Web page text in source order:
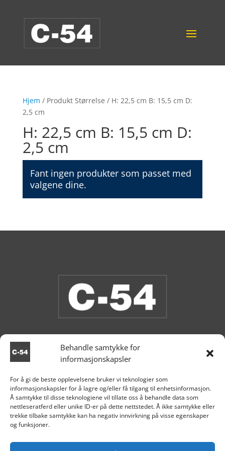
Behandle samtykke for
informasjonskapsler
For å gi de beste opplevelsene bruker vi teknologier som
informasjonskapsler for å lagre og/eller få tilgang til enhetsinformasjon.
Å samtykke til disse teknologiene vil tillate oss å behandle data som
nettleseratferd eller unike ID-er på dette nettstedet. Å ikke samtykke eller
trekke tilbake samtykke kan ha negativ innvirkning på visse egenskaper
og funksjoner.
Hjem / Produkt Størrelse / H: 22,5 cm B: 15,5 cm D:
2,5 cm
H: 22,5 cm B: 15,5 cm D:
2,5 cm
Fant ingen produkter som passet med
valgene dine.

Aksdal

+47 995 81 519
 post@c54.no
Org nr. 915 859 313